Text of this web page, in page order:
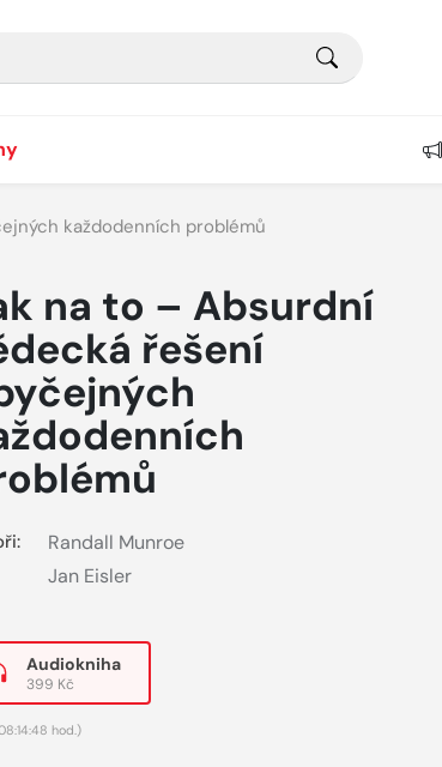
každodenních problémů
na to – Absurdní
řešení
Randall Munroe
Jan Eisler
Audiokniha
399 Kč
hod.)